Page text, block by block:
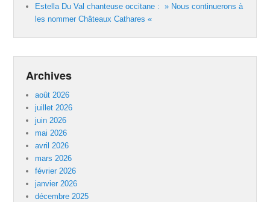
Estella Du Val chanteuse occitane : » Nous continuerons à
les nommer Châteaux Cathares «
Archives
août 2026
juillet 2026
juin 2026
mai 2026
avril 2026
mars 2026
février 2026
janvier 2026
décembre 2025